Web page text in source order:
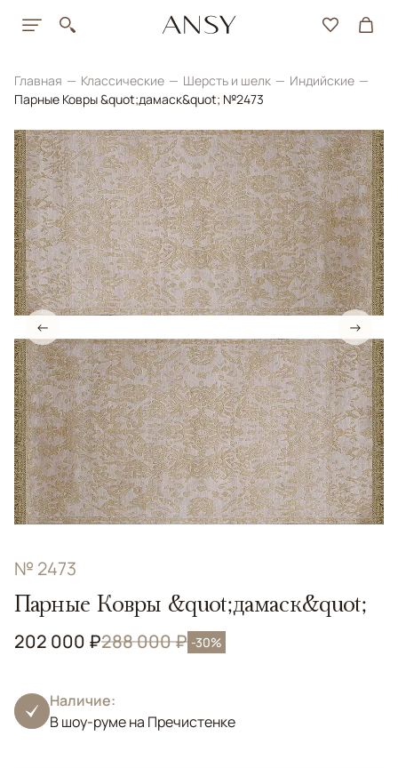
Главная Классические Шерсть и шелк
Индийские
Парные Ковры &quot;дамаск&quot; №2473
← →
№ 2473
Парные Ковры &quot;дамаск&quot;
202 000 ₽288 000 ₽ -30%
Наличие:
В шоу-руме на Пречистенке